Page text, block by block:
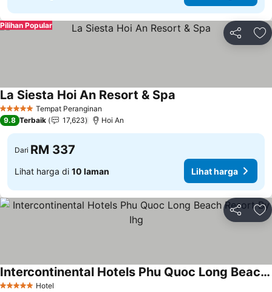
Kongsi
Pilihan Popular
5 Bintang Tempat Peranginan
La Siesta Hoi An Resort & Spa
9.8 Terbaik 17,623 Hoi An
Dari RM 337
Lihat harga di 10 laman Lihat harga
Kongsi
5 Bintang Hotel
Intercontinental Hotels Phu Quoc Long Beach Resort By Ihg